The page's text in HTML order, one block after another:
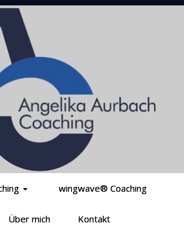
wingwave® Coaching
Über mich Kontakt